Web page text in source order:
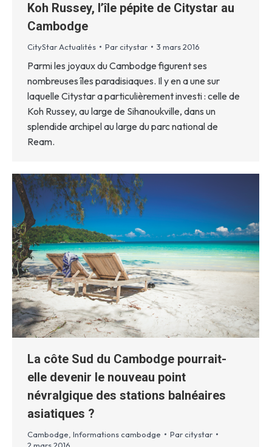
Koh Russey, l’île pépite de Citystar au
Cambodge
CityStar Actualités Par citystar 3 mars 2016
Parmi les joyaux du Cambodge figurent ses
nombreuses îles paradisiaques. Il y en a une sur
laquelle Citystar a particulièrement investi : celle de
Koh Russey, au large de Sihanoukville, dans un
splendide archipel au large du parc national de
Ream.
La côte Sud du Cambodge pourrait-
elle devenir le nouveau point
névralgique des stations balnéaires
asiatiques ?
Cambodge, Informations cambodge Par citystar